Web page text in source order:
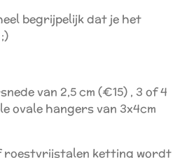
begrijpelijk dat je het
van 2,5 cm (€15) , 3 of 4
ovale hangers van 3x4cm
roestvrijstalen ketting wordt